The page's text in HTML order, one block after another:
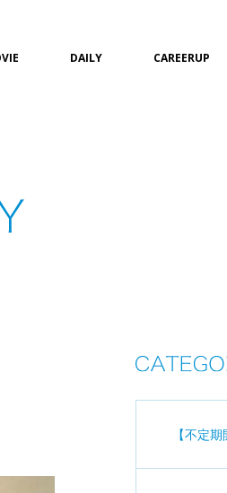
DAILY CAREERUP
【不定